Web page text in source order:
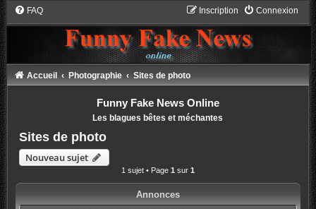
FAQ Connexion
Inscription
Accueil Photographie Sites de photo
Funny Fake News Online
Les blagues bêtes et méchantes
Sites de photo
Nouveau sujet
1 sujet • Page 1 sur 1
Annonces